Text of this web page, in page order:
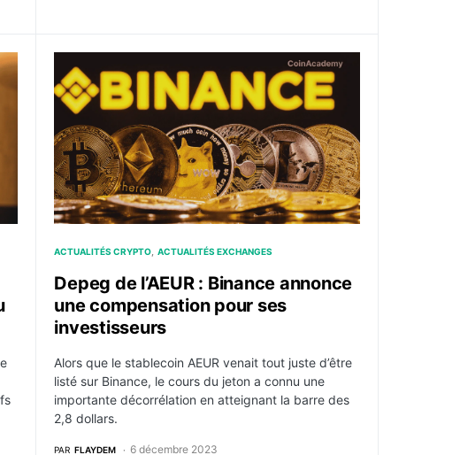
lance son nouveau service
Depeg de l’AEUR : Binance annonce une compensation
ACTUALITÉS CRYPTO ACTUALITÉS EXCHANGES
Depeg de l’AEUR : Binance annonce
une compensation pour ses
investisseurs
Alors que le stablecoin AEUR venait tout juste d’être
listé sur Binance, le cours du jeton a connu une
importante décorrélation en atteignant la barre des
2,8 dollars.
PAR FLAYDEM 6 décembre 2023